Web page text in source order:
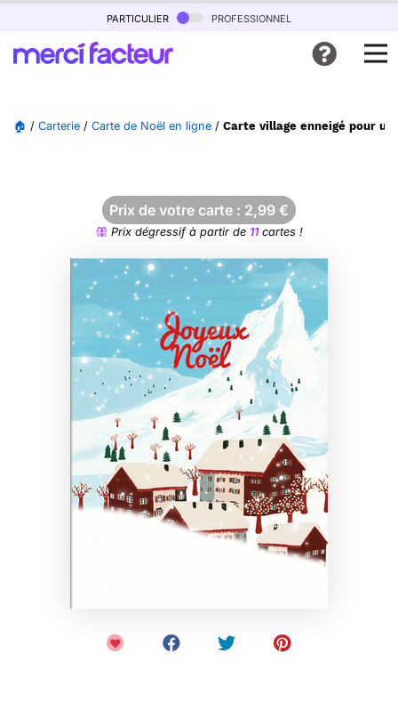
particulier professionnel
🏠 / Carterie / Carte de Noël en ligne / Carte village enneigé pour un
Prix de votre carte : 2,99 €
Prix dégressif à partir de 11cartes !